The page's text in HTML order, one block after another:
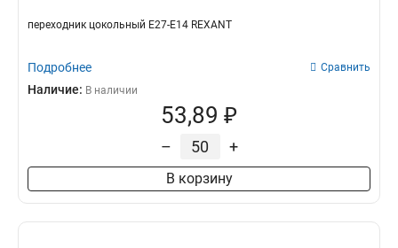
переходник цокольный Е27-Е14 REXANT
Подробнее Сравнить
Наличие: В наличии
53,89 ₽
– +
В корзину